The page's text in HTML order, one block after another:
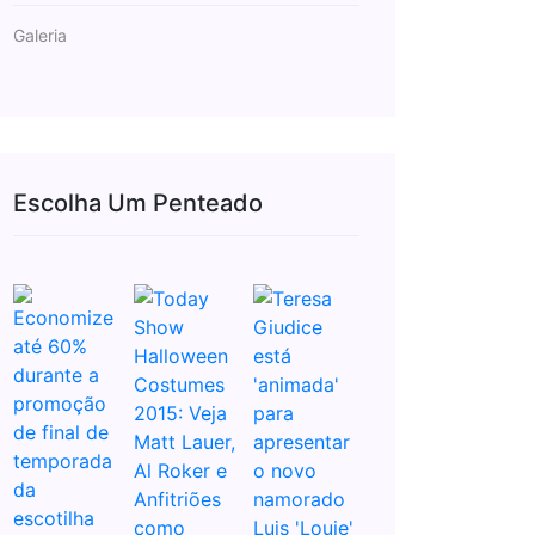
Galeria
Escolha Um Penteado